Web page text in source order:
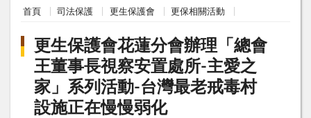
首頁 司法保護 更生保護會 更保相關活動
更生保護會花蓮分會辦理「總會
王董事長視察安置處所-主愛之
家」系列活動-台灣最老戒毒村
設施正在慢慢弱化